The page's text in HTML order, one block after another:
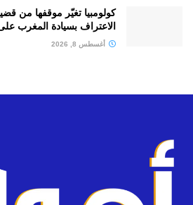
كولومبيا تغيّر موقفها من
الاعتراف بسيادة المغرب على
أغسطس 8, 2026